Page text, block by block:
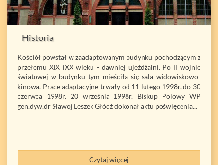
Historia
Kościół powstał w zaadaptowanym budynku pochodzącym z
przełomu XIX iXX wieku - dawniej ujeżdżalni. Po II wojnie
światowej w budynku tym mieściła się sala widowiskowo-
kinowa. Prace adaptacyjne trwały od 11 lutego 1998r. do 30
czerwca 1998r. 20 września 1998r. Biskup Polowy WP
gen.dyw.dr Sławoj Leszek Głódź dokonał aktu poświęcenia...
Czytaj więcej